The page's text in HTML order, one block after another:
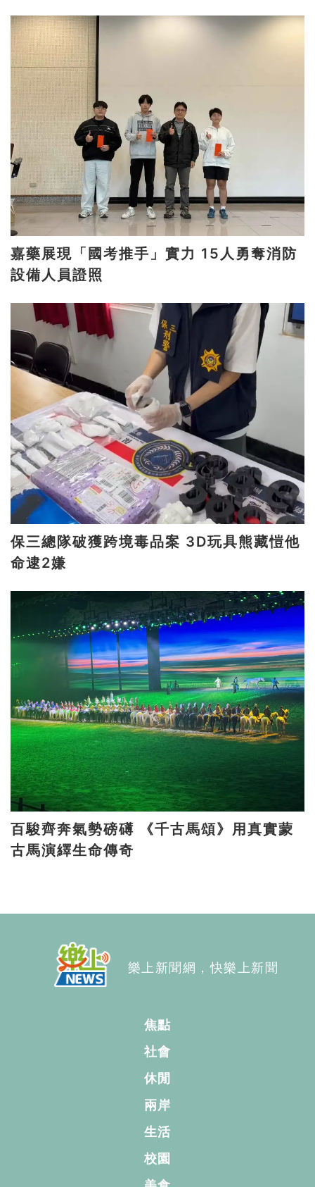
嘉藥展現「國考推手」實力 15人勇奪消防
設備人員證照
保三總隊破獲跨境毒品案 3D玩具熊藏愷他
命逮2嫌
百駿齊奔氣勢磅礡 《千古馬頌》用真實蒙
古馬演繹生命傳奇
樂上新聞網，快樂上新聞
焦點
社會
休閒
兩岸
生活
校園